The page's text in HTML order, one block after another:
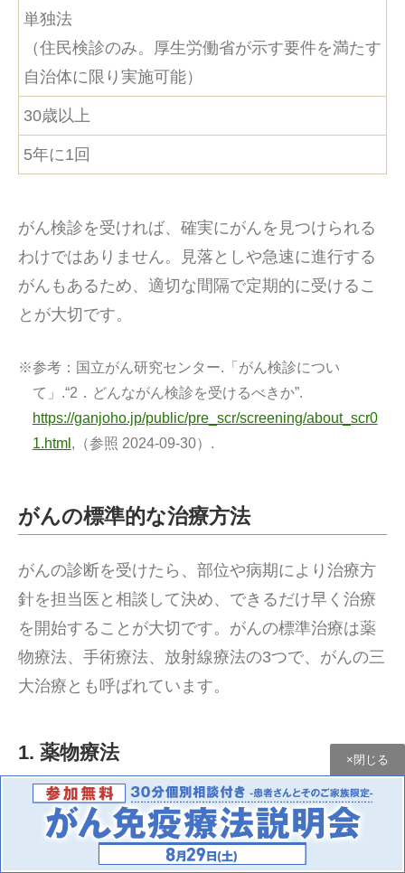
単独法
（住民検診のみ。厚生労働省が示す要件を満たす
自治体に限り実施可能）
30歳以上
5年に1回
がん検診を受ければ、確実にがんを見つけられる
わけではありません。見落としや急速に進行する
がんもあるため、適切な間隔で定期的に受けるこ
とが大切です。
※参考： 国立がん研究センター.「がん検診につい
て」.“2．どんながん検診を受けるべきか”.
https://ganjoho.jp/public/pre_scr/screening/about_scr0
1.html ,（参照 2024-09-30）.
がんの標準的な治療方法
がんの診断を受けたら、部位や病期により治療方
針を担当医と相談して決め、できるだけ早く治療
を開始することが大切です。がんの標準治療は薬
物療法、手術療法、放射線療法の3つで、がんの三
大治療とも呼ばれています。
1. 薬物療法
1つ目は薬物療法です。薬物療法には化学療法やホ
ルモン療法、分子標的療法などいくつか種類があ
り、内服薬、注射、点滴などを用いて薬を注入し
×閉じる